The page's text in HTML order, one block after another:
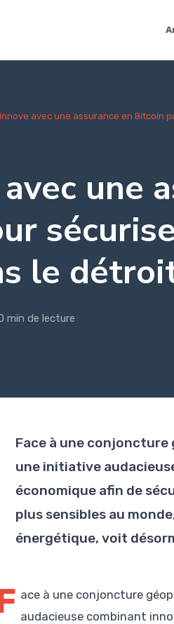
innove avec une assurance en Bitcoin
une
le
min de lecture
Face à une
une initiative
économique afin de
plus sensibles au
énergétique, voit
ace à une conjoncture
audacieuse combinant